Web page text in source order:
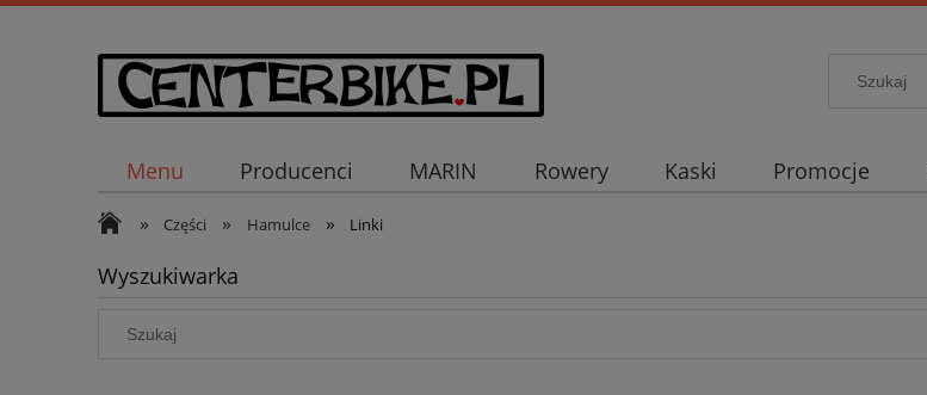
Menu Producenci MARIN Rowery Kaski Promocje
» Części » Hamulce » Linki
Wyszukiwarka